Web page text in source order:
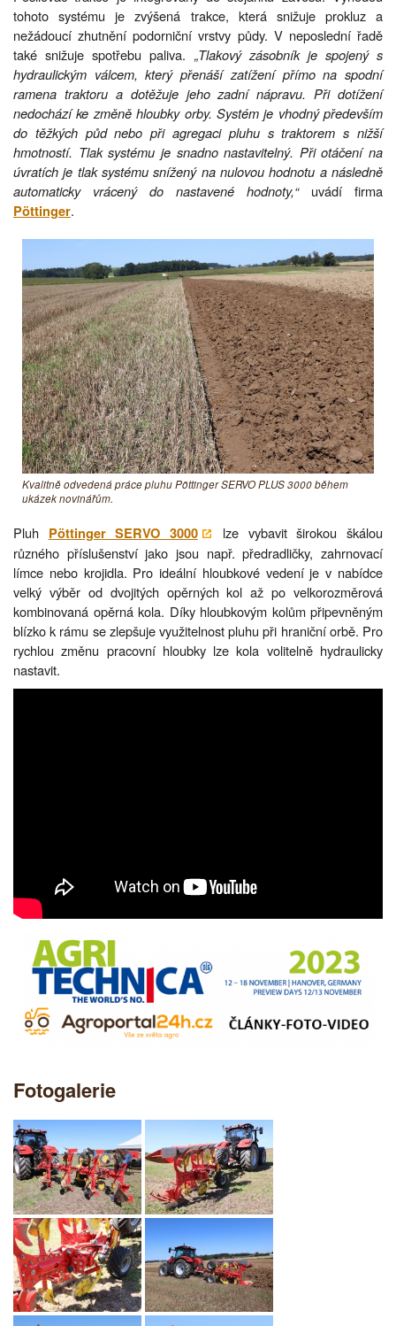
tohoto systému je zvýšená trakce, která snižuje prokluz a
nežádoucí zhutnění podorniční vrstvy půdy. V neposlední řadě
také snižuje spotřebu paliva. „Tlakový zásobník je spojený s
hydraulickým válcem, který přenáší zatížení přímo na spodní
ramena traktoru a dotěžuje jeho zadní nápravu. Při dotížení
nedochází ke změně hloubky orby. Systém je vhodný především
do těžkých půd nebo při agregaci pluhu s traktorem s nižší
hmotností. Tlak systému je snadno nastavitelný. Při otáčení na
úvratích je tlak systému snížený na nulovou hodnotu a následně
automaticky vrácený do nastavené hodnoty,“uvádí firma
Pöttinger.
Kvalitně odvedená práce pluhu Pöttinger SERVO PLUS 3000 během
ukázek novinářům.
Pluh Pöttinger SERVO 3000
lze vybavit širokou škálou
různého příslušenství jako jsou např. předradličky, zahrnovací
límce nebo krojidla. Pro ideální hloubkové vedení je v nabídce
velký výběr od dvojitých opěrných kol až po velkorozměrová
kombinovaná opěrná kola. Díky hloubkovým kolům připevněným
blízko k rámu se zlepšuje využitelnost pluhu při hraniční orbě. Pro
rychlou změnu pracovní hloubky lze kola volitelně hydraulicky
nastavit.
Fotogalerie